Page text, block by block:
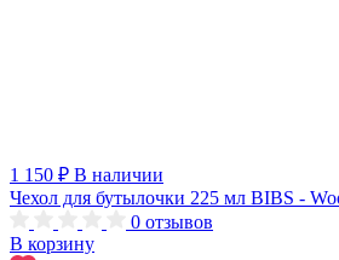
1 150 ₽ В наличии
Чехол для бутылочки 225 мл BIBS -
0 отзывов
В корзину